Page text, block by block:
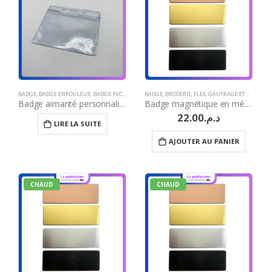
BADGE, BADGE ENROULEUR, BADGE PVC,BRODERIE,CADEAU JOURNÉE DE LA FEMME, CADEAUX
Badge aimanté personnalisé Maroc
LIRE LA SUITE
BADGE, BRODERIE, FLEX,GAUFRAGE ET MARQUAGE À CHAUD
Badge magnétique en métal
د.م.22.00
AJOUTER AU PANIER
CHAUD CHAUD